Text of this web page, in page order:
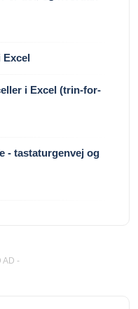
Excel
i Excel (trin-for-
- tastaturgenvej og
AD -